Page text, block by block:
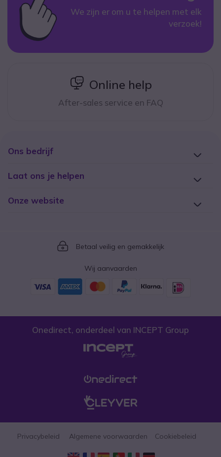
We zijn er om u te helpen met elk
verzoek!
icon
Online help
After-sales service en FAQ
Ons bedrijf
Laat ons je helpen
Onze website
Icon
Betaal veilig en gemakkelijk
Wij aanvaarden
Onedirect, onderdeel van INCEPT Group
Privacybeleid Algemene voorwaarden Cookiebeleid